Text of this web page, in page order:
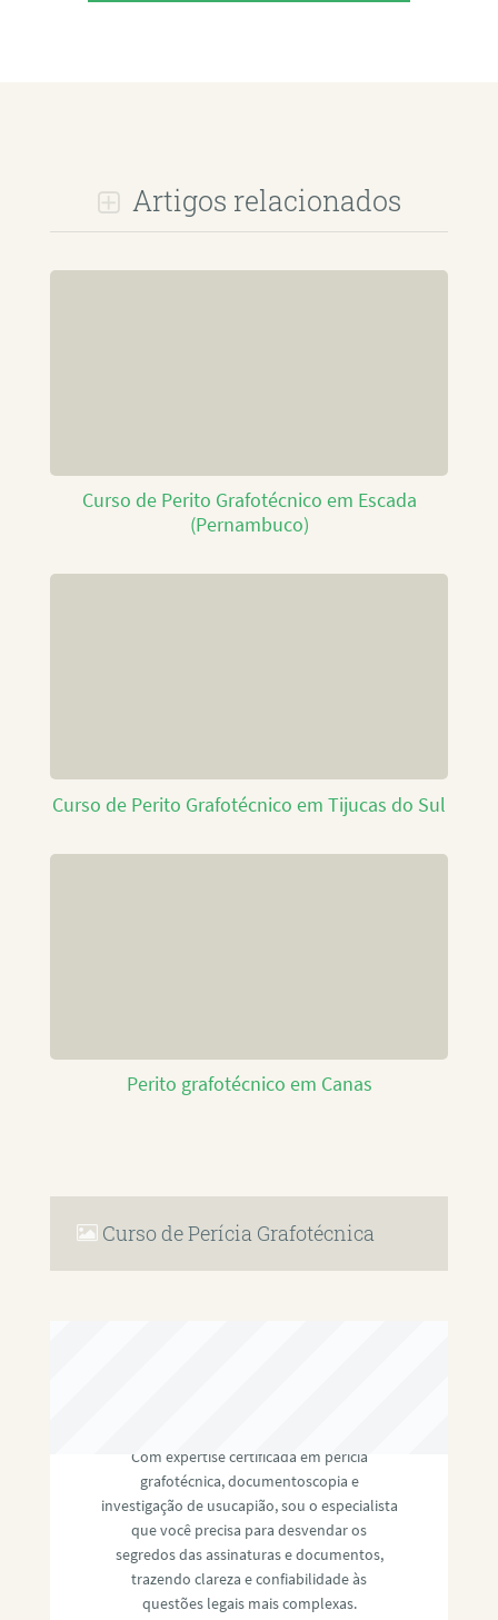
Artigos relacionados
Curso de Perito Grafotécnico em Escada
(Pernambuco)
Curso de Perito Grafotécnico em Tijucas do Sul
Perito grafotécnico em Canas
Curso de Perícia Grafotécnica
Com expertise certificada em perícia
grafotécnica, documentoscopia e
investigação de usucapião, sou o especialista
que você precisa para desvendar os
segredos das assinaturas e documentos,
trazendo clareza e confiabilidade às
questões legais mais complexas.